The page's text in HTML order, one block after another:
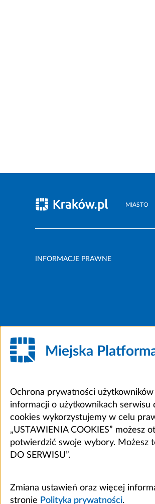
MIASTO
INFORMACJE PRAWNE
Miejska
Ochrona prywatności
informacji o użytkownikach serwisu
cookies wykorzystujemy w celu
„USTAWIENIA COOKIES”
potwierdzić swoje wybory. Możesz
DO SERWISU”.
Zmiana ustawień oraz więcej
stronie Polityka prywatności.